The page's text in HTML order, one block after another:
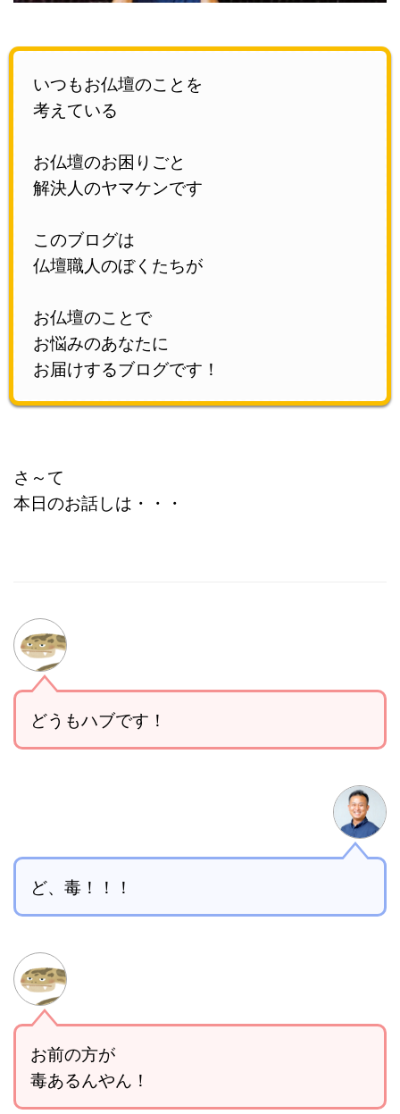
いつもお仏壇のことを
考えている
お仏壇のお困りごと
解決人のヤマケンです
このブログは
仏壇職人のぼくたちが
お仏壇のことで
お悩みのあなたに
お届けするブログです！
さ～て
本日のお話しは・・・
どうもハブです！
ど、毒！！！
お前の方が
毒あるんやん！